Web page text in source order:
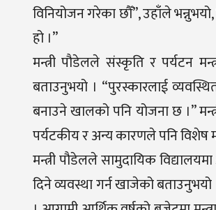
विनियोजन गरेका छौँ”, उहाँले
हो ।”
मन्त्री पौडेलले संस्कृति र पर्यटन
बताउनुभयो । “पुरस्कारलाई
बनाउने खालको पनि योजना छ ।”
पर्यटकीय र अन्य कारणले पनि विशेष
मन्त्री पौडेलले सामुदायिक
दिने व्यवस्था गर्न खाजेको बताउनुभयो